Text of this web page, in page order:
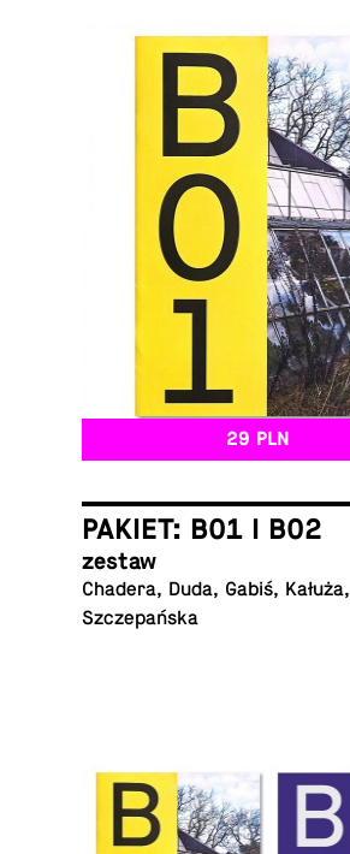
29 PLN
PAKIET: B01 I B02
zestaw
Chadera, Duda, Gabiś, Kałuża,
Szczepańska